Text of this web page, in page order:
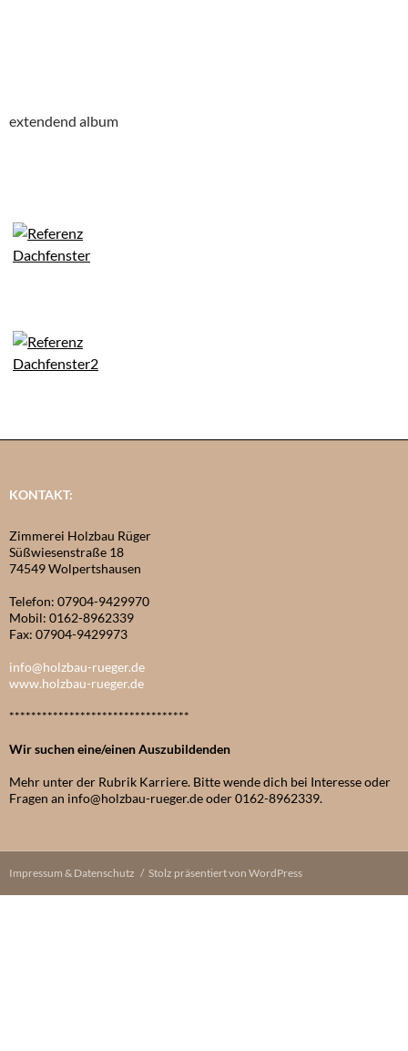
extendend album
KONTAKT:
Zimmerei Holzbau Rüger
Süßwiesenstraße 18
74549 Wolpertshausen
Telefon: 07904-9429970
Mobil: 0162-8962339
Fax: 07904-9429973
info@holzbau-rueger.de
www.holzbau-rueger.de
*********************************
Wir suchen eine/einen Auszubildenden
Mehr unter der Rubrik Karriere. Bitte wende dich bei Interesse oder
Fragen an info@holzbau-rueger.de oder 0162-8962339.
Impressum & Datenschutz Stolz präsentiert von WordPress